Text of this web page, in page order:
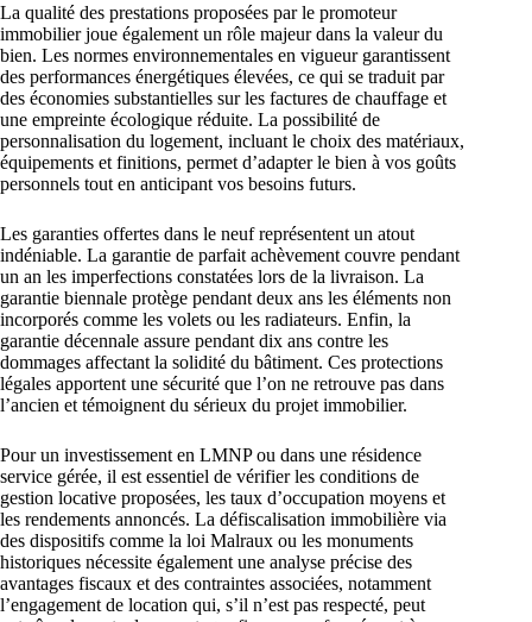
La qualité des prestations proposées par le promoteur
immobilier joue également un rôle majeur dans la valeur du
bien. Les normes environnementales en vigueur garantissent
des performances énergétiques élevées, ce qui se traduit par
des économies substantielles sur les factures de chauffage et
une empreinte écologique réduite. La possibilité de
personnalisation du logement, incluant le choix des matériaux,
équipements et finitions, permet d’adapter le bien à vos goûts
personnels tout en anticipant vos besoins futurs.
Les garanties offertes dans le neuf représentent un atout
indéniable. La garantie de parfait achèvement couvre pendant
un an les imperfections constatées lors de la livraison. La
garantie biennale protège pendant deux ans les éléments non
incorporés comme les volets ou les radiateurs. Enfin, la
garantie décennale assure pendant dix ans contre les
dommages affectant la solidité du bâtiment. Ces protections
légales apportent une sécurité que l’on ne retrouve pas dans
l’ancien et témoignent du sérieux du projet immobilier.
Pour un investissement en LMNP ou dans une résidence
service gérée, il est essentiel de vérifier les conditions de
gestion locative proposées, les taux d’occupation moyens et
les rendements annoncés. La défiscalisation immobilière via
des dispositifs comme la loi Malraux ou les monuments
historiques nécessite également une analyse précise des
avantages fiscaux et des contraintes associées, notamment
l’engagement de location qui, s’il n’est pas respecté, peut